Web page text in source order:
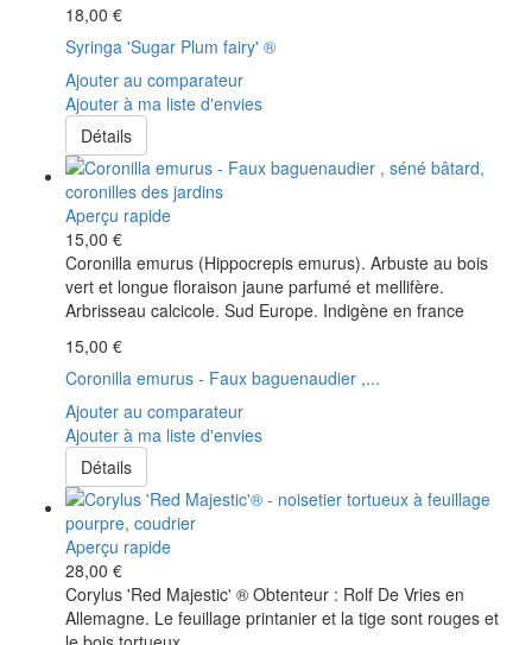
18,00 €
Syringa 'Sugar Plum fairy' ®
Ajouter au comparateur
Ajouter à ma liste d'envies
Détails
Aperçu rapide
15,00 €
Coronilla emurus (Hippocrepis emurus). Arbuste au bois
vert et longue floraison jaune parfumé et mellifère.
Arbrisseau calcicole. Sud Europe. Indigène en france
15,00 €
Coronilla emurus - Faux baguenaudier ,...
Ajouter au comparateur
Ajouter à ma liste d'envies
Détails
Aperçu rapide
28,00 €
Corylus 'Red Majestic' ® Obtenteur : Rolf De Vries en
Allemagne. Le feuillage printanier et la tige sont rouges et